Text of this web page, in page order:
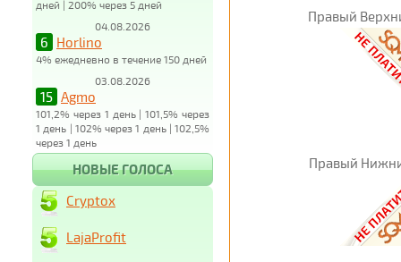
дней | 200% через 5 дней
04.08.2026
6 Horlino
4% ежедневно в течение 150 дней
03.08.2026
15 Agmo
101,2% через 1 день | 101,5% через
1 день | 102% через 1 день | 102,5%
через 1 день
Правый
Правый
НОВЫЕ ГОЛОСА
Cryptox
LajaProfit